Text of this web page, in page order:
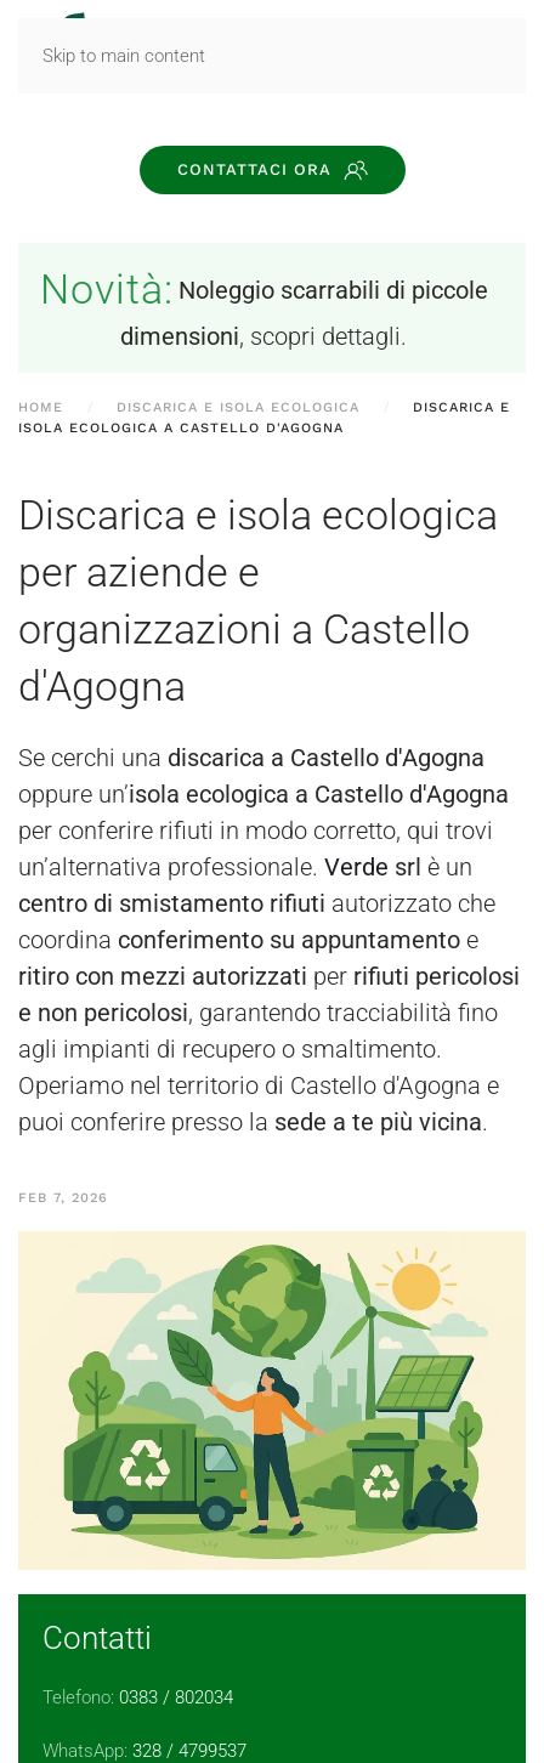
Skip to main content
CONTATTACI ORA
Novità: Noleggio scarrabili di piccole
dimensioni, scopri dettagli.
HOME DISCARICA E ISOLA ECOLOGICA
DISCARICA E
ISOLA ECOLOGICA A CASTELLO D'AGOGNA
Discarica e isola ecologica
per aziende e
organizzazioni a Castello
d'Agogna
Se cerchi una discarica a Castello d'Agogna
oppure un’isola ecologica a Castello d'Agogna
per conferire rifiuti in modo corretto, qui trovi
un’alternativa professionale. Verde srl è un
centro di smistamento rifiuti autorizzato che
coordina conferimento su appuntamento e
ritiro con mezzi autorizzati per rifiuti pericolosi
e non pericolosi, garantendo tracciabilità fino
agli impianti di recupero o smaltimento.
Operiamo nel territorio di Castello d'Agogna e
puoi conferire presso la sede a te più vicina.
FEB 7, 2026
Contatti
Telefono: 0383 / 802034
WhatsApp: 328 / 4799537